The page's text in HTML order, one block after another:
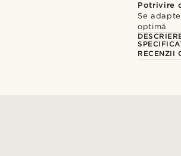
Potrivire
Se
optimă
RECENZII